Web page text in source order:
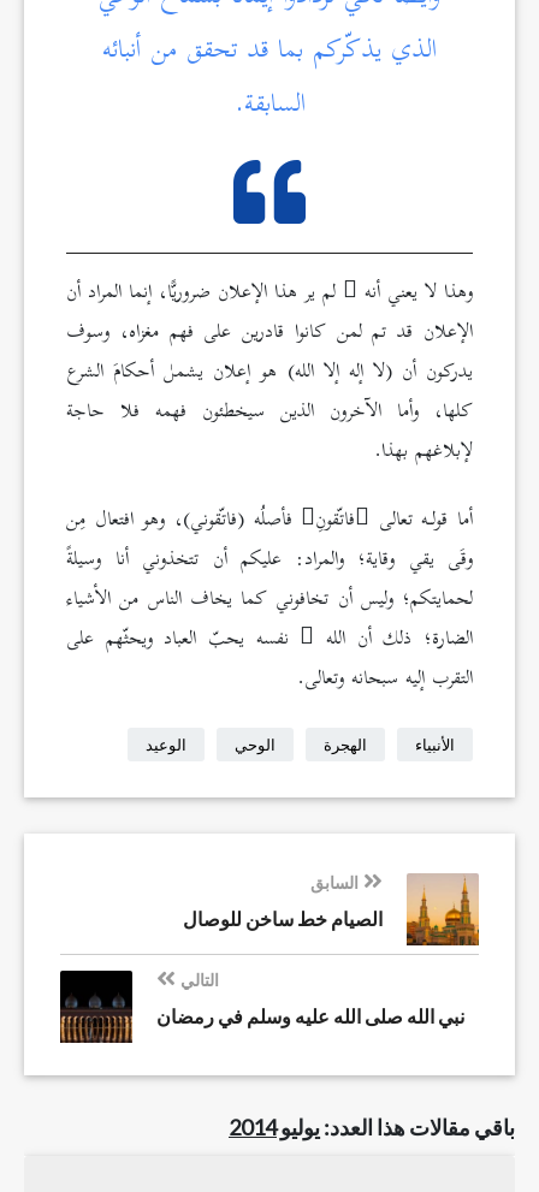
باقي مقالات هذا العدد:يوليو 2014
الذي يذكّركم بما قد تحقق من أنبائه
السابقة.
وهذا لا يعني أنه
لم ير هذا الإعلان ضروريًّا، إنما المراد أن
الإعلان قد تم لمن كانوا قادرين على فهم مغزاه، وسوف
يدركون أن (لا إله إلا الله) هو إعلان يشمل أحكامَ الشرع
كلها، وأما الآخرون الذين سيخطئون فهمه فلا حاجة
لإبلاغهم بهذا.
أما قولـه تعالى فاتّقونِ فأصلُه (فاتّقوني)، وهو افتعال مِن
وقَى يقي وقاية؛ والمراد: عليكم أن تتخذوني أنا وسيلةً
لحمايتكم؛ وليس أن تخافوني كما يخاف الناس من الأشياء
الضارة؛ ذلك أن الله
نفسه يحبّ العباد ويحثّهم على
التقرب إليه سبحانه وتعالى.
الأنبياء الهجرة الوحي الوعيد
السابق
الصيام خط ساخن للوصال
التالي
نبي الله صلى الله عليه وسلم في رمضان